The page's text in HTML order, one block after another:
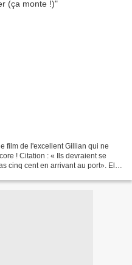
film de l'excellent Gillian qui ne
! Citation : « Ils devraient se
cinq cent en arrivant au port». Elle